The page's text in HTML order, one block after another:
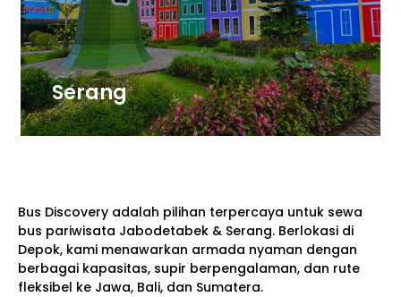
Serang
Bus Discovery adalah pilihan terpercaya untuk sewa
bus pariwisata Jabodetabek & Serang. Berlokasi di
Depok, kami menawarkan armada nyaman dengan
berbagai kapasitas, supir berpengalaman, dan rute
fleksibel ke Jawa, Bali, dan Sumatera.